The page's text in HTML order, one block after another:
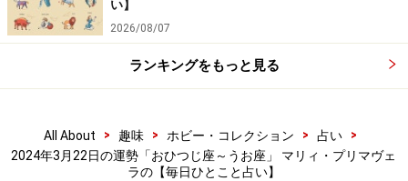
2024年3月22日の運勢「しし座」
強気な言動が幸運を呼ぶ日。やったもの勝ちの心意気。
い】
2026/08/07
ランキングをもっと見る
All About > 趣味 > ホビー・コレクション > 占い
>
2024年3月22日の運勢「おひつじ座～うお座」 マリィ・プリマヴェ
ラの【毎日ひとこと占い】